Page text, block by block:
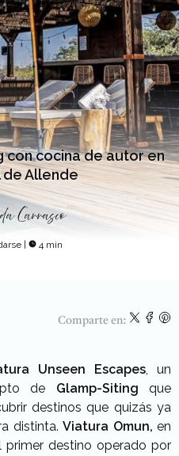
con cocina de autor en
de Allende
Carrasco
4 min
Comparte en:
Unseen Escapes, un
de Glamp-Siting que
destinos que quizás ya
distinta. Viatura Omun, en
primer destino operado por